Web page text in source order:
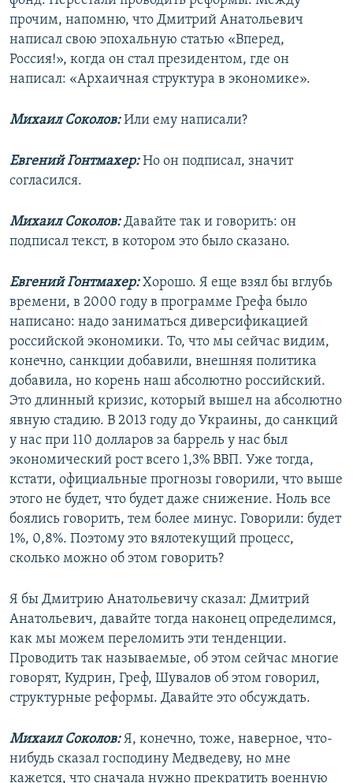
прочим, напомню, что Дмитрий Анатольевич
написал свою эпохальную статью «Вперед,
Россия!», когда он стал президентом, где он
написал: «Архаичная структура в экономике».
Михаил Соколов:Или ему написали?
Евгений Гонтмахер:Но он подписал, значит
согласился.
Михаил Соколов:Давайте так и говорить: он
подписал текст, в котором это было сказано.
Евгений Гонтмахер:Хорошо. Я еще взял бы вглубь
времени, в 2000 году в программе Грефа было
написано: надо заниматься диверсификацией
российской экономики. То, что мы сейчас видим,
конечно, санкции добавили, внешняя политика
добавила, но корень наш абсолютно российский.
Это длинный кризис, который вышел на абсолютно
явную стадию. В 2013 году до Украины, до санкций
у нас при 110 долларов за баррель у нас был
экономический рост всего 1,3% ВВП. Уже тогда,
кстати, официальные прогнозы говорили, что выше
этого не будет, что будет даже снижение. Ноль все
боялись говорить, тем более минус. Говорили: будет
1%, 0,8%. Поэтому это вялотекущий процесс,
сколько можно об этом говорить?
Я бы Дмитрию Анатольевичу сказал: Дмитрий
Анатольевич, давайте тогда наконец определимся,
как мы можем переломить эти тенденции.
Проводить так называемые, об этом сейчас многие
говорят, Кудрин, Греф, Шувалов об этом говорил,
структурные реформы. Давайте это обсуждать.
Михаил Соколов:Я, конечно, тоже, наверное, что-
нибудь сказал господину Медведеву, но мне
кажется, что сначала нужно прекратить военную